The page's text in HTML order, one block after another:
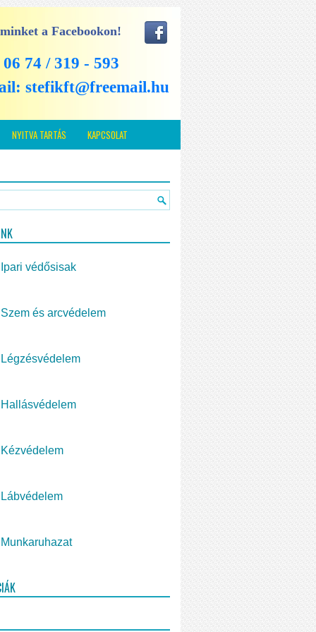
a Facebookon!
74 / 319 - 593
stefikft@freemail.hu
NYITVA TARTÁS KAPCSOLAT
Ipari védősisak
Szem és arcvédelem
Légzésvédelem
Hallásvédelem
Kézvédelem
Lábvédelem
Munkaruhazat